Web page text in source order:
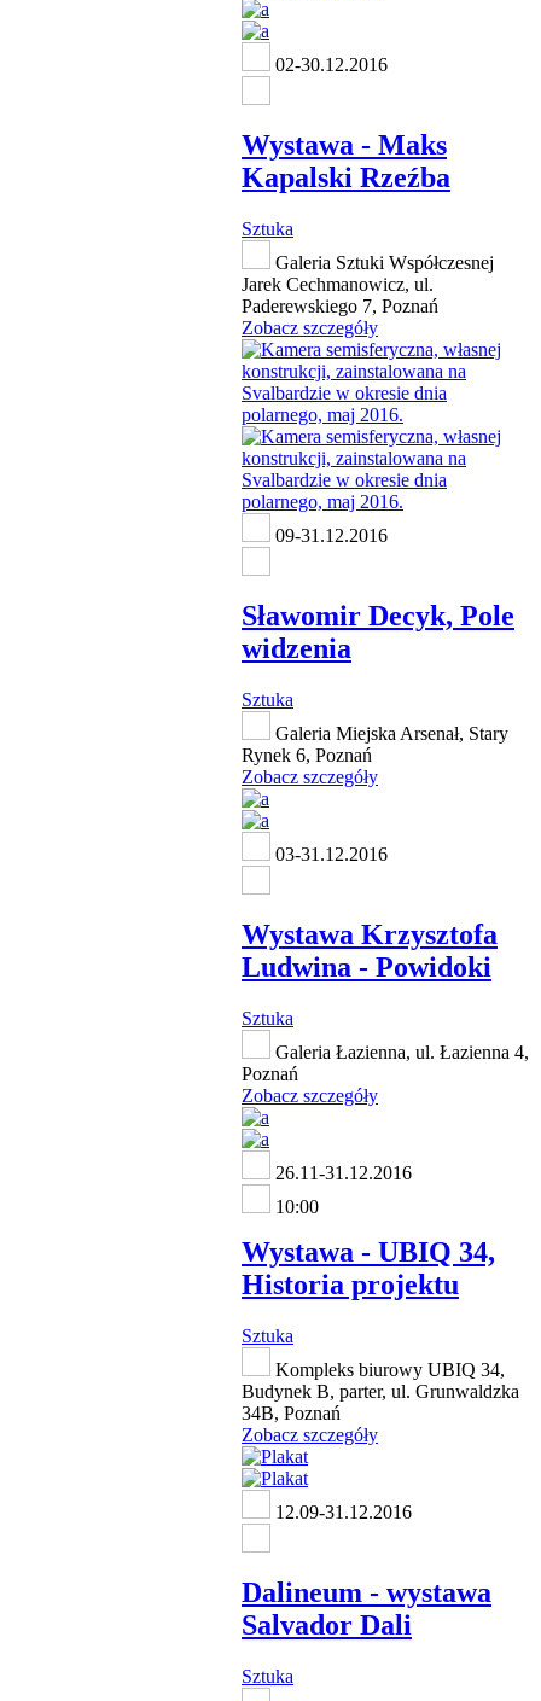
02-30.12.2016
Wystawa - Maks
Kapalski Rzeźba
Sztuka
Galeria Sztuki Współczesnej
Jarek Cechmanowicz, ul.
Paderewskiego 7, Poznań
Zobacz szczegóły
09-31.12.2016
Sławomir Decyk, Pole
widzenia
Sztuka
Galeria Miejska Arsenał, Stary
Rynek 6, Poznań
Zobacz szczegóły
03-31.12.2016
Wystawa Krzysztofa
Ludwina - Powidoki
Sztuka
Galeria Łazienna, ul. Łazienna 4,
Poznań
Zobacz szczegóły
26.11-31.12.2016
10:00
Wystawa - UBIQ 34,
Historia projektu
Sztuka
Kompleks biurowy UBIQ 34,
Budynek B, parter, ul. Grunwaldzka
34B, Poznań
Zobacz szczegóły
12.09-31.12.2016
Dalineum - wystawa
Salvador Dali
Sztuka